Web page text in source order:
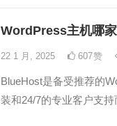
WordPress主机哪
22 1 月, 2025 607赞
BlueHost是备受推荐的
装和24/7的专业客户支